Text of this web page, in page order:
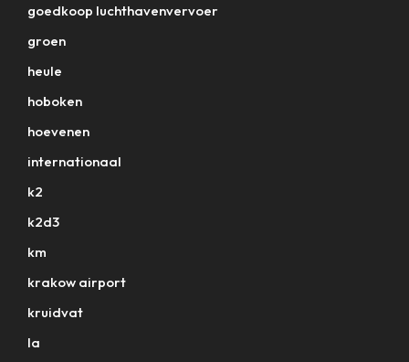
goedkoop luchthavenvervoer
groen
heule
hoboken
hoevenen
internationaal
k2
k2d3
km
krakow airport
kruidvat
la